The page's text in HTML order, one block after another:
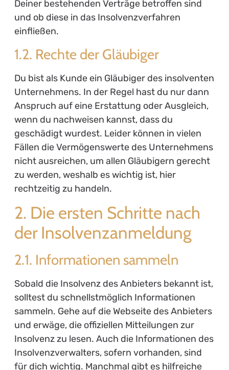
Deiner bestehenden Verträge betroffen sind
und ob diese in das Insolvenzverfahren
einfließen.
1.2. Rechte der Gläubiger
Du bist als Kunde ein Gläubiger des insolventen
Unternehmens. In der Regel hast du nur dann
Anspruch auf eine Erstattung oder Ausgleich,
wenn du nachweisen kannst, dass du
geschädigt wurdest. Leider können in vielen
Fällen die Vermögenswerte des Unternehmens
nicht ausreichen, um allen Gläubigern gerecht
zu werden, weshalb es wichtig ist, hier
rechtzeitig zu handeln.
2. Die ersten Schritte nach
der Insolvenzanmeldung
2.1. Informationen sammeln
Sobald die Insolvenz des Anbieters bekannt ist,
solltest du schnellstmöglich Informationen
sammeln. Gehe auf die Webseite des Anbieters
und erwäge, die offiziellen Mitteilungen zur
Insolvenz zu lesen. Auch die Informationen des
Insolvenzverwalters, sofern vorhanden, sind
für dich wichtig. Manchmal gibt es hilfreiche